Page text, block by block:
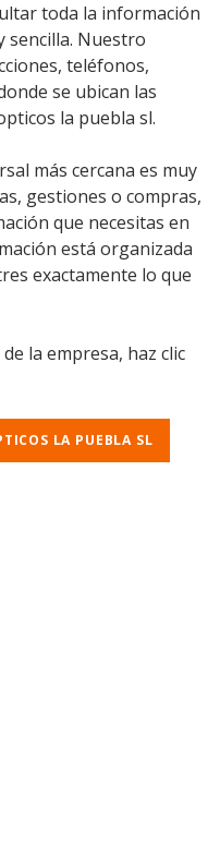
toda la información
sencilla. Nuestro
teléfonos,
se ubican las
la puebla sl.
más cercana es muy
gestiones o compras,
que necesitas en
está organizada
exactamente lo que
la empresa, haz clic
LA PUEBLA SL